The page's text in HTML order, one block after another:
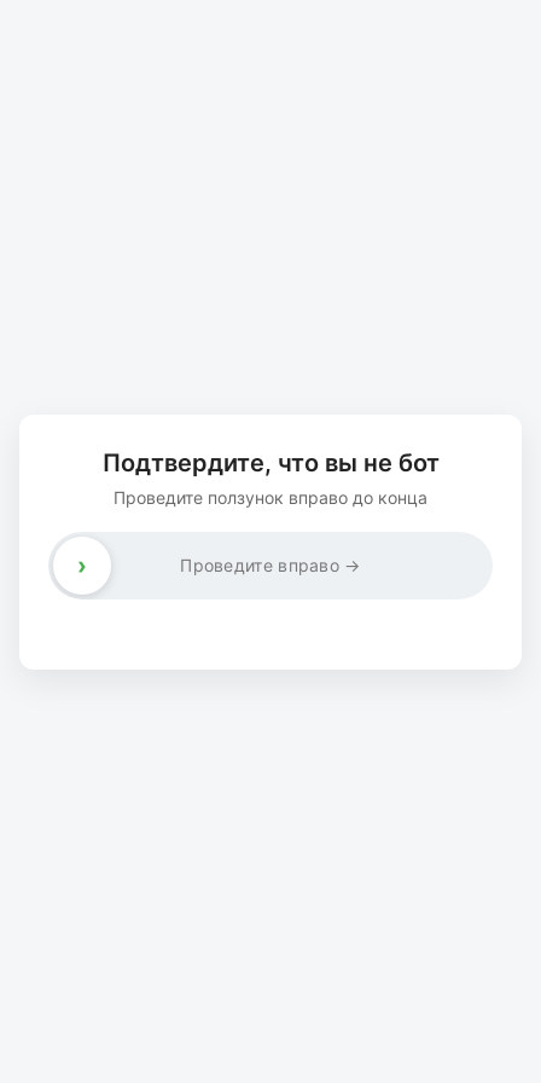
Подтвердите, что вы не бот
Проведите ползунок вправо до конца
Проведите вправо →
›